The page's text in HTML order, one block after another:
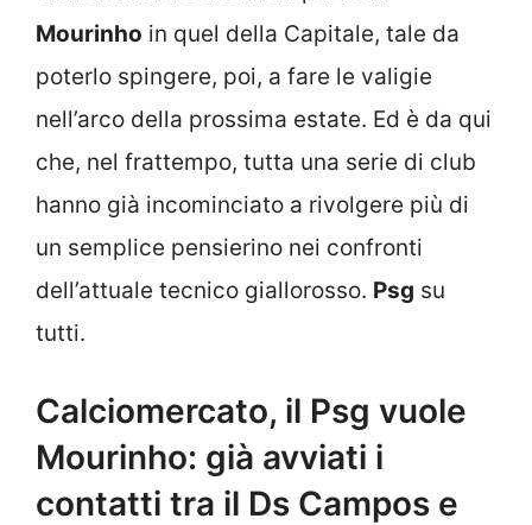
Mourinho in quel della Capitale, tale da
poterlo spingere, poi, a fare le valigie
nell’arco della prossima estate. Ed è da qui
che, nel frattempo, tutta una serie di club
hanno già incominciato a rivolgere più di
un semplice pensierino nei confronti
dell’attuale tecnico giallorosso. Psg su
tutti.
Calciomercato, il Psg vuole
Mourinho: già avviati i
contatti tra il Ds Campos e